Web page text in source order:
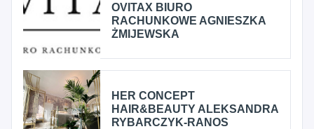
OVITAX BIURO
RACHUNKOWE AGNIESZKA
ŻMIJEWSKA
HER CONCEPT
HAIR&BEAUTY ALEKSANDRA
RYBARCZYK-RANOS